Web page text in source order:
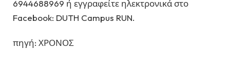
6944688969 ή εγγραφείτε ηλεκτρονικά στο
Facebook: DUTH Campus RUN.
πηγή: ΧΡΟΝΟΣ